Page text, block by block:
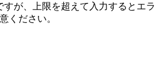
すが、上限を超えて入力するとエラ
ください。